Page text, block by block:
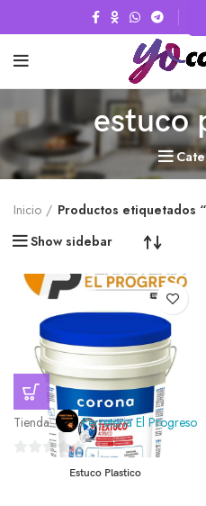
estuco
Inicio
Productos etiquetados
Show sidebar
Tienda: Ferreteria El Progreso
Estuco Plastico